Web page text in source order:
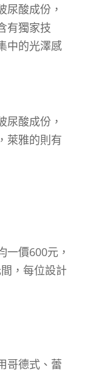
尿酸成份，
有獨家技
中的光澤感
尿酸成份，
萊雅的則有
一價600元，
，每位設計
哥德式、蕾